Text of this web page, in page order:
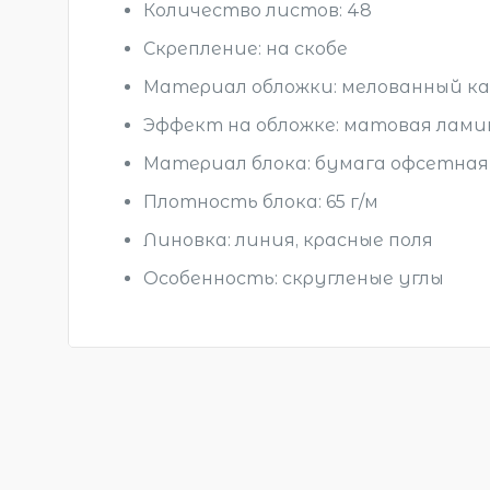
Количество листов: 48
Скрепление: на скобе
Материал обложки: мелованный
Эффект на обложке: матовая
Материал блока: бумага офсетная
Плотность блока: 65 г/м
Линовка: линия, красные поля
Особенность: скругленые углы